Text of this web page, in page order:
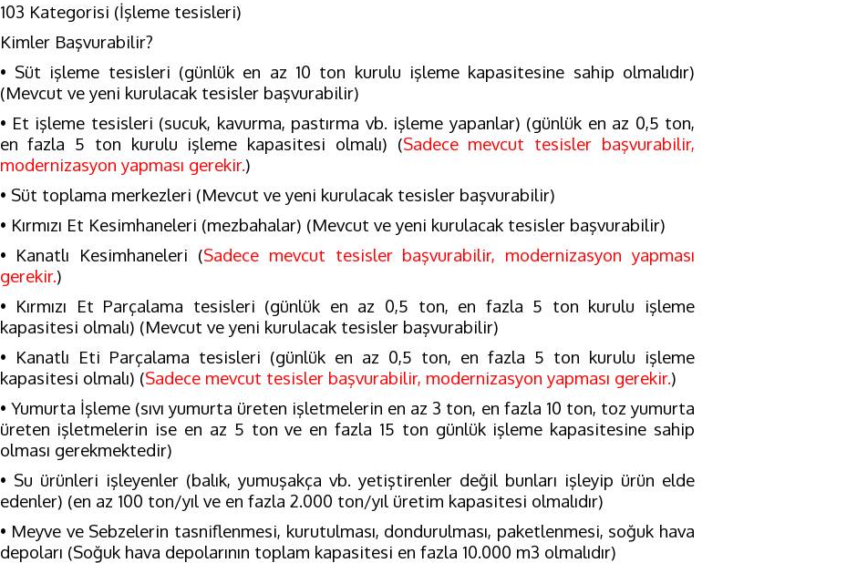
103 Kategorisi (İşleme tesisleri)
Kimler Başvurabilir?
• Süt işleme tesisleri (günlük en az 10 ton kurulu işleme kapasitesine sahip olmalıdır)
(Mevcut ve yeni kurulacak tesisler başvurabilir)
• Et işleme tesisleri (sucuk, kavurma, pastırma vb. işleme yapanlar) (günlük en az 0,5 ton,
en fazla 5 ton kurulu işleme kapasitesi olmalı) (Sadece mevcut tesisler başvurabilir,
modernizasyon yapması gerekir.)
• Süt toplama merkezleri (Mevcut ve yeni kurulacak tesisler başvurabilir)
• Kırmızı Et Kesimhaneleri (mezbahalar) (Mevcut ve yeni kurulacak tesisler başvurabilir)
• Kanatlı Kesimhaneleri (Sadece mevcut tesisler başvurabilir, modernizasyon yapması
gerekir.)
• Kırmızı Et Parçalama tesisleri (günlük en az 0,5 ton, en fazla 5 ton kurulu işleme
kapasitesi olmalı) (Mevcut ve yeni kurulacak tesisler başvurabilir)
• Kanatlı Eti Parçalama tesisleri (günlük en az 0,5 ton, en fazla 5 ton kurulu işleme
kapasitesi olmalı) (Sadece mevcut tesisler başvurabilir, modernizasyon yapması gerekir.)
• Yumurta İşleme (sıvı yumurta üreten işletmelerin en az 3 ton, en fazla 10 ton, toz yumurta
üreten işletmelerin ise en az 5 ton ve en fazla 15 ton günlük işleme kapasitesine sahip
olması gerekmektedir)
• Su ürünleri işleyenler (balık, yumuşakça vb. yetiştirenler değil bunları işleyip ürün elde
edenler) (en az 100 ton/yıl ve en fazla 2.000 ton/yıl üretim kapasitesi olmalıdır)
• Meyve ve Sebzelerin tasniflenmesi, kurutulması, dondurulması, paketlenmesi, soğuk hava
depoları (Soğuk hava depolarının toplam kapasitesi en fazla 10.000 m3 olmalıdır)